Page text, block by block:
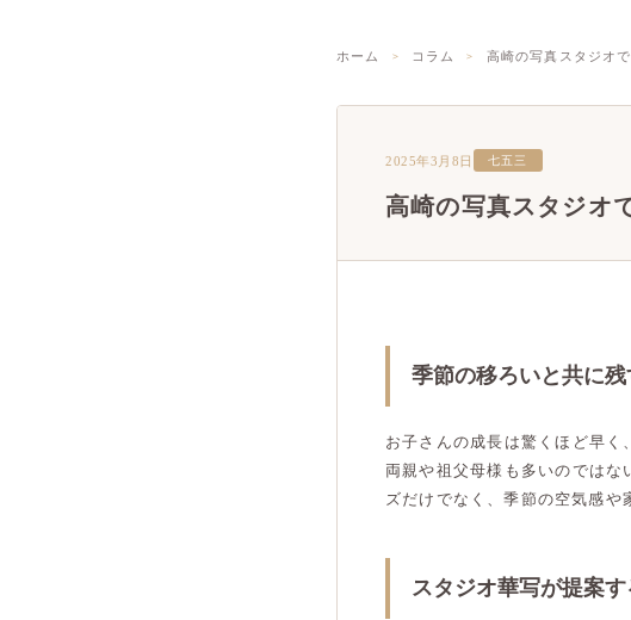
ホーム コラム 高崎の写真スタジオ
2025年3月8日 七五三
高崎の写真スタジオ
季節の移ろいと共に
お子さんの成長は驚くほど早
両親や祖父母様も多いのでは
ズだけでなく、季節の空気感や
スタジオ華写が提案